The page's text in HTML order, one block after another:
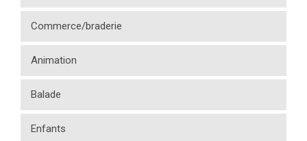
Commerce/braderie
Animation
Balade
Enfants